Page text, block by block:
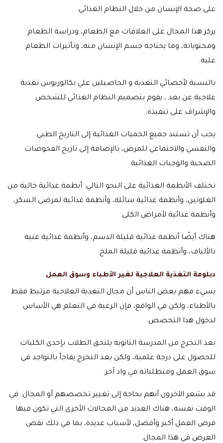
على صحة الإنسان من خلال النظام الغذائي.
يركز هذا المجال على العلاقات مع الطعام، ودراسة الطعام
ومحتوياته، وما يحتاجه جسم الإنسان منه، وتأثيرات الطعام
عليه.
بالنسبة لأخصائي التغذية و الحاصيلين علي بكالوريوس تغذية
علاجية عن بعد ، يقوم بتصميم النظام الغذائي للشخص
والإشراف على تنفيذه.
يجب أن تستند جميع الحميات الغذائية إلى التاريخ الطبي
والنفسي والاجتماعي للمرض، بالإضافة إلى تاريخ الفحوصات
الصحية والوجبات الغذائية.
تختلف الأنظمة الغذائية على النحو التالي: أنظمة غذائية خالية من
الغلوتين، وأنظمة غذائية سائلة، وأنظمة غذائية لمرضى السكر،
وأنظمة غذائية لأمراض الكلى.
هناك أيضًا أنظمة غذائية قليلة الدسم، وأنظمة غذائية غنية
بالألياف، وأنظمة غذائية قليلة الملح.
دبلومة التغذية العلاجية لغير الأطباء وسوق العمل
يسيء فهم بعض الناس أن مجال التغذية العلاجية مرتبط فقط
بالأطباء، ولكن في الواقع، فإن الرغبة في التعلم هي الأساس
لدخول هذا التخصص.
بعد التخرج من المدرسة الثانوية يلتحق الطلاب بإحدى الكليات
للحصول على درجة علمية، ولكن بعد التخرج يفاجأ بالتواجد في
سوق العمل ومتطلباته في واد آخر.
قد يشعر الآخرون أنهم بحاجة إلى تغيير تخصصهم أو المجال. في
الوقت نفسه، هناك العديد من المجالات الأخرى التي تكون فيها
فرص العمل أكبر وأفضل، لأسباب عديدة، بما في ذلك نقص
العرض في هذا المجال.